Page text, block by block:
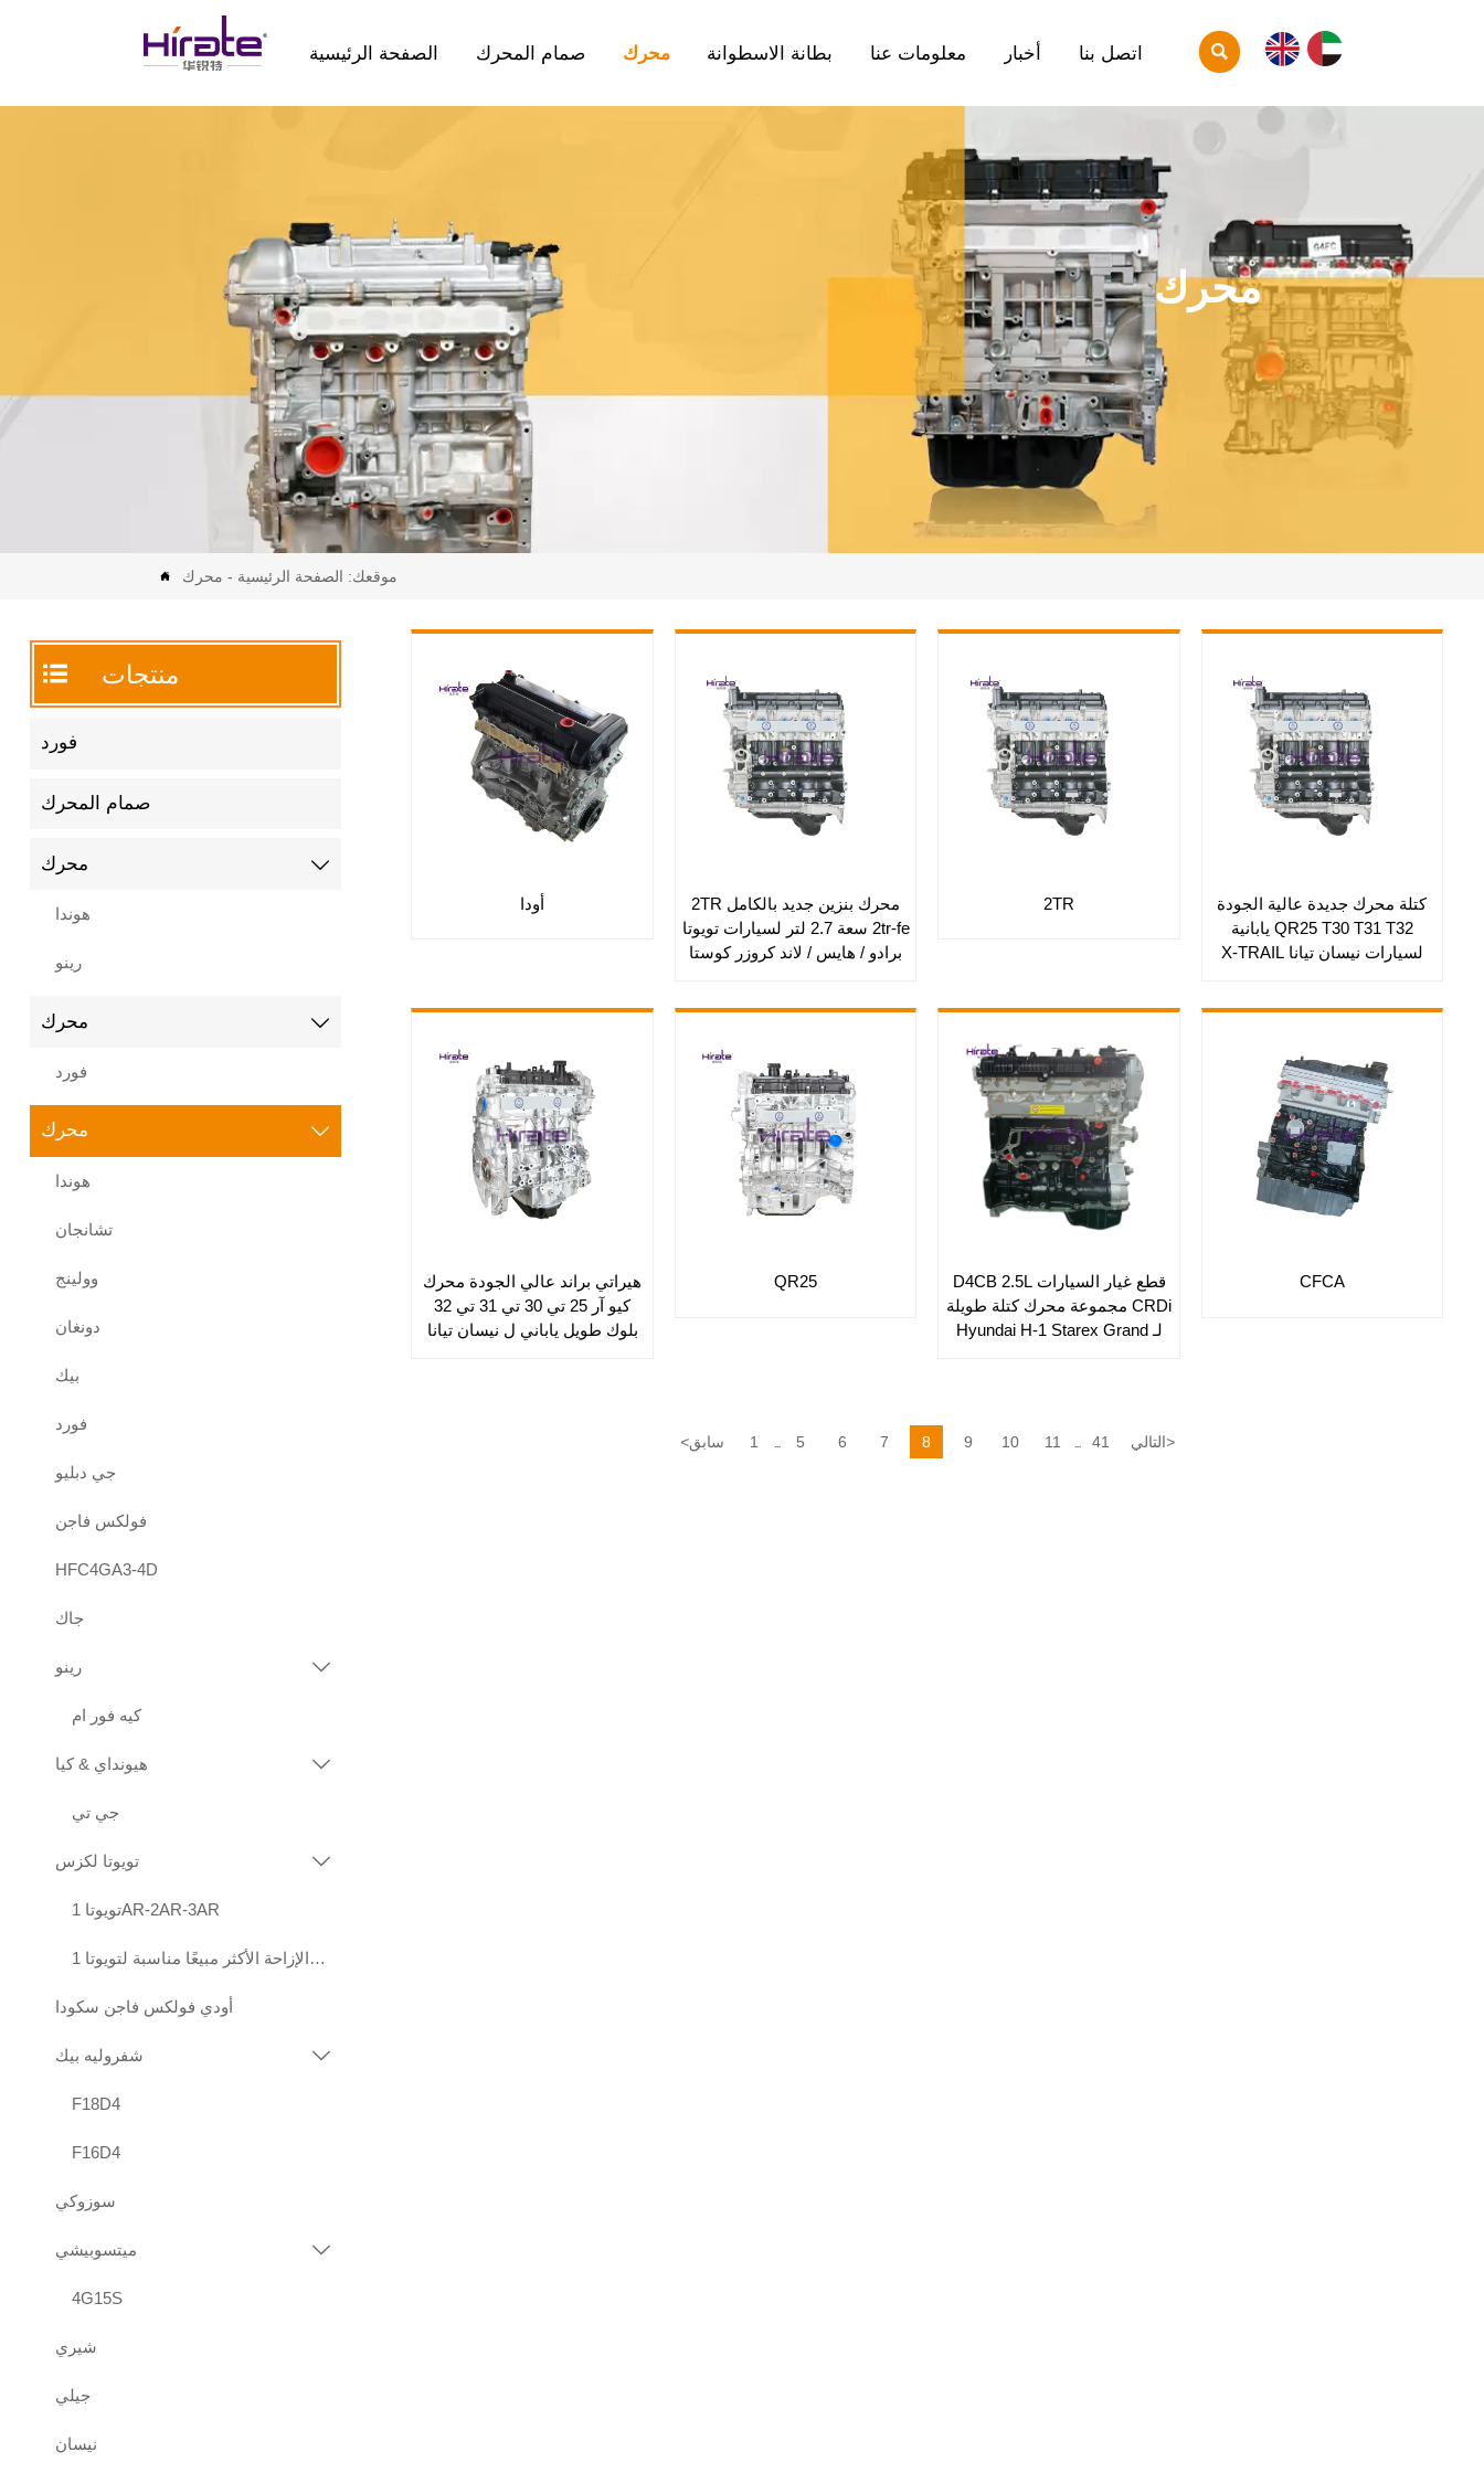
الصفحة الرئيسية صمام المحرك محرك بطانة الاسطوانة معلومات عنا أخبار اتصل بنا 
محرك
 موقعك: الصفحة الرئيسية - محرك
 منتجات
فورد
صمام المحرك
محرك 
هوندا
رينو
محرك 
فورد
محرك 
هوندا
تشانجان
وولينج
دونغان
بيك
فورد
جي دبليو
فولكس فاجن
HFC4GA3-4D
جاك
رينو 
كيه فور ام
هيونداي & كيا 
جي تي
تويوتا لكزس 
تويوتا 1AR-2AR-3AR
محركات عالية الجودة قياسية الإزاحة الأكثر مبيعًا مناسبة لتويوتا 1KD 2KD
أودي فولكس فاجن سكودا
شفروليه بيك 
F18D4
F16D4
سوزوكي
ميتسوبيشي 
4G15S
شيري
جيلي
نيسان
أودا
محرك بنزين جديد بالكامل 2TR
2tr-fe سعة 2.7 لتر لسيارات تويوتا
برادو / هايس / لاند كروزر كوستا
2TR
كتلة محرك جديدة عالية الجودة
QR25 T30 T31 T32 يابانية
لسيارات نيسان تيانا X-TRAIL
هيراتي براند عالي الجودة محرك
كيو آر 25 تي 30 تي 31 تي 32
بلوك طويل ياباني ل نيسان تيانا
QR25
قطع غيار السيارات D4CB 2.5L
CRDi مجموعة محرك كتلة طويلة
لـ Hyundai H-1 Starex Grand
CFCA
<سابق 1 5 6 7 8 9 10 11 41 التالي>